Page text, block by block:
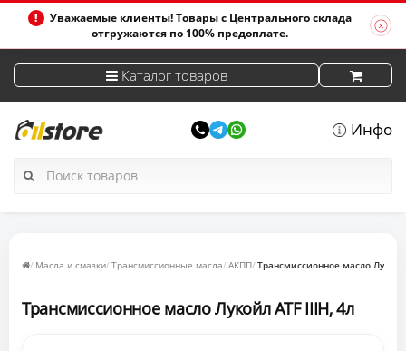
Уважаемые клиенты! Товары с Центрального склада
отгружаются по 100% предоплате.
Каталог товаров
Инфо
Масла и смазки Трансмиссионные масла АКПП Трансмиссионное масло
Трансмиссионное масло Лукойл ATF IIIH, 4л